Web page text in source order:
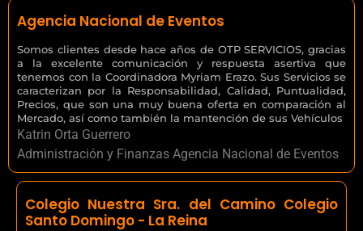
Agencia Nacional de Eventos
Somos clientes desde hace años de OTP SERVICIOS, gracias
a la excelente comunicación y respuesta asertiva que
tenemos con la Coordinadora Myriam Erazo. Sus Servicios se
caracterizan por la Responsabilidad, Calidad, Puntualidad,
Precios, que son una muy buena oferta en comparación al
Mercado, así como también la mantención de sus Vehículos
Katrin Orta Guerrero
Administración y Finanzas Agencia Nacional de Eventos
Colegio Nuestra Sra. del Camino Colegio
Santo Domingo - La Reina